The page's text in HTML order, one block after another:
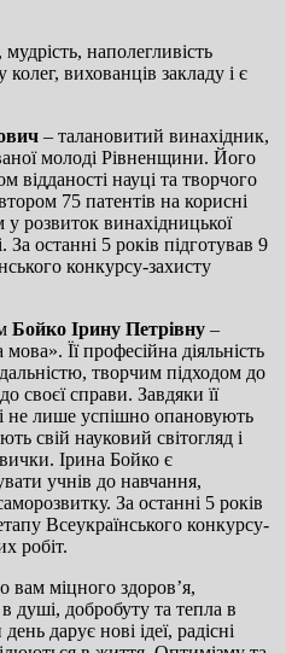
наполегливість
вихованців закладу і є
– талановитий винахідник,
молоді Рівненщини. Його
науці та творчого
75 патентів на корисні
розвиток винахідницької
За останні 5 років підготував 9
конкурсу-захисту
Бойко Ірину Петрівну –
Її професійна діяльність
творчим підходом до
своєї справи. Завдяки її
не лише успішно опановують
свій науковий світогляд і
Ірина Бойко є
учнів до навчання,
За останні 5 років
Всеукраїнського конкурсу-
робіт.
вам міцного здоров’я,
в душі, добробуту та тепла в
дарує нові ідеї, радісні